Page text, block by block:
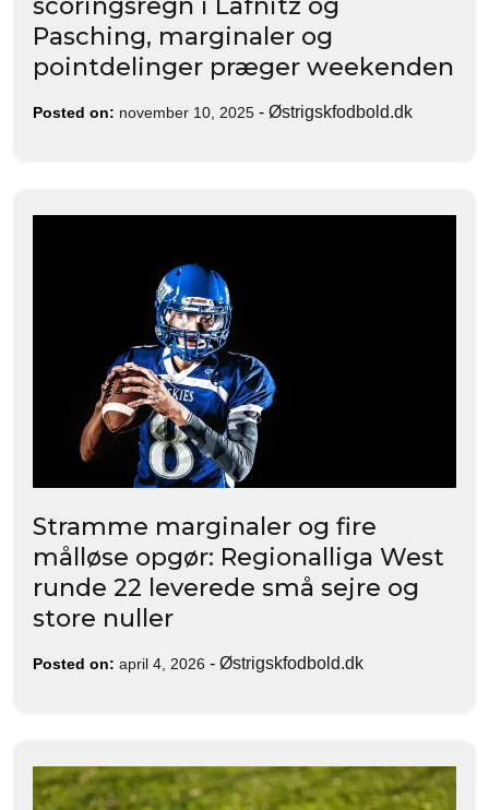
Pasching, marginaler og
pointdelinger præger weekenden
Posted on: november 10, 2025 - Østrigskfodbold.dk
Stramme marginaler og fire
målløse opgør: Regionalliga West
runde 22 leverede små sejre og
store nuller
Posted on: april 4, 2026 - Østrigskfodbold.dk